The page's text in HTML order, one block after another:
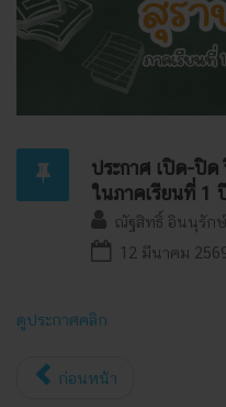
ประกาศ เปิด-ปิ
ในภาคเรียนที่ 1
ณัฐสิทธิ์ อินนุรักษ์
12 มีนาคม
ดูประกาศคลิก
ก่อนหน้า